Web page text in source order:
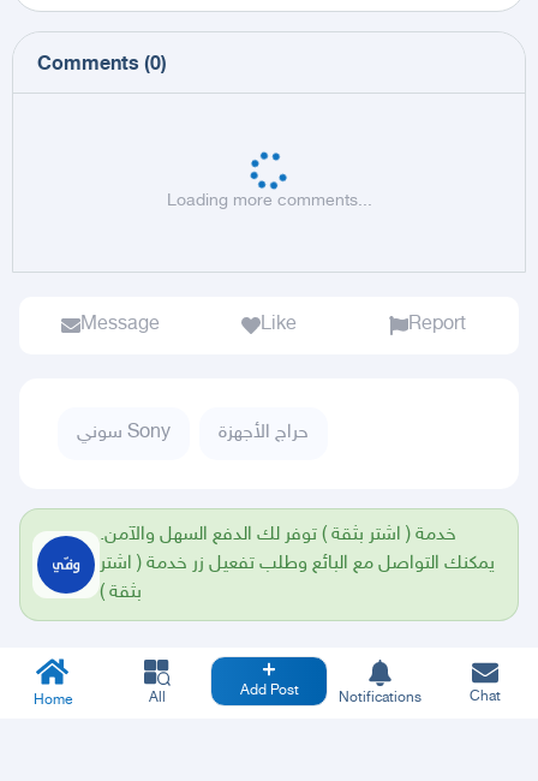
Comments (0)
Loading more comments...
Message Like Report
سوني Sony حراج الأجهزة
خدمة ( اشتر بثقة ) توفر لك الدفع السهل والآمن.
يمكنك التواصل مع البائع وطلب تفعيل زر خدمة ( اشتر
بثقة )
Home All Add Post Notifications Chat